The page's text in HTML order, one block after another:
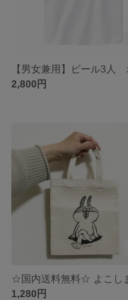
2,800円
1,280円